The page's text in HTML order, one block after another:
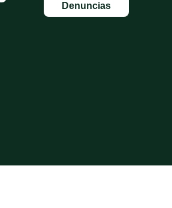
Denuncias